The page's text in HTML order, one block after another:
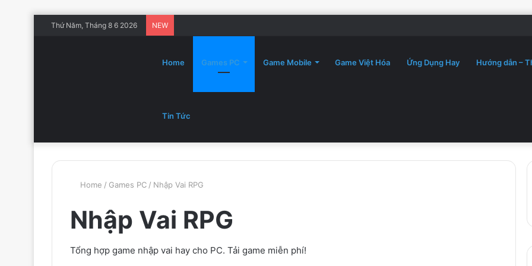
Thứ Năm, Tháng 8 6 2026 NEW
Home Games PC Game Mobile Game Việt Hóa Ứng Dụng Hay Hướng dẫn –
Tin Tức
Home / Games PC / Nhập Vai RPG
Nhập Vai RPG
Tổng hợp game nhập vai hay cho PC. Tải game miễn phí!